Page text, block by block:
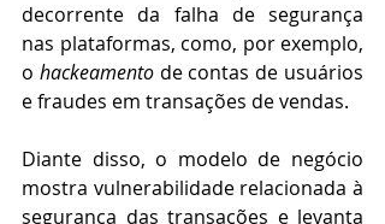
decorrente da falha de segurança
nas plataformas, como, por exemplo,
o hackeamento de contas de usuários
e fraudes em transações de vendas.
Diante disso, o modelo de negócio
mostra vulnerabilidade relacionada à
segurança das transações e levanta